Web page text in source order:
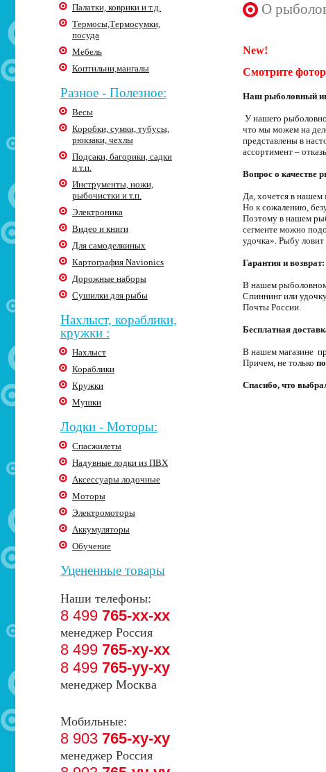
Палатки, коврики и т.д.
Термосы,Термосумки,
посуда
Мебель
Коптильни,мангалы
Разное - Полезное:
Весы
Коробки, сумки, тубусы,
рюкзаки, чехлы
Подсаки, багорики, садки
и т.п.
Инструменты, ножи,
рыбочистки и т.п.
Электроника
Видео и книги
Для самоделкиных
Картография Navionics
Дорожные наборы
Сушилки для рыбы
Нахлыст, кораблики,
кружки :
Нахлыст
Кораблики
Кружки
Мушки
Лодки - Моторы:
Спасжилеты
Надувные лодки из ПВХ
Аксессуары лодочные
Моторы
Электромоторы
Аккумуляторы
Обучение
Уцененные товары
Наши телефоны:
8 499 765-xx-xx
менеджер Россия
8 499 765-xy-xx
8 499 765-yy-xy
менеджер Москва
Мобильные:
8 903 765-xy-xy
менеджер Россия
О
New!
Смотрите
Наш рыболовный
У нашего
что мы можем на
представлены в
ассортимент –
Вопрос о качестве
Да, хочется в нашем
Но к сожалению,
Поэтому в нашем
сегменте можно
удочка». Рыбу
Гарантия и возврат:
В нашем рыболовном
Спиннинг или
Почты России.
Бесплатная
В нашем магазине
Причем, не только
Спасибо, что